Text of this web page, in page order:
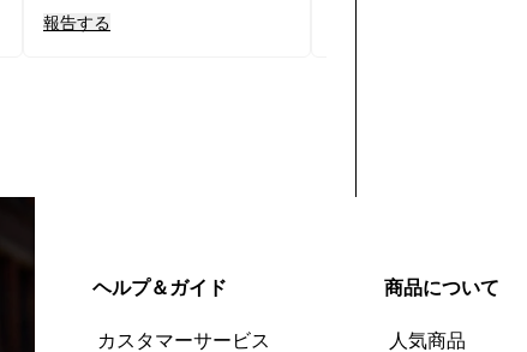
報告する
ヘルプ＆ガイド
カスタマーサービス
商品について
人気商品